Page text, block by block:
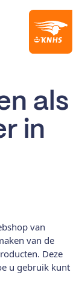
als
in
van
van de
Deze
u gebruik kunt